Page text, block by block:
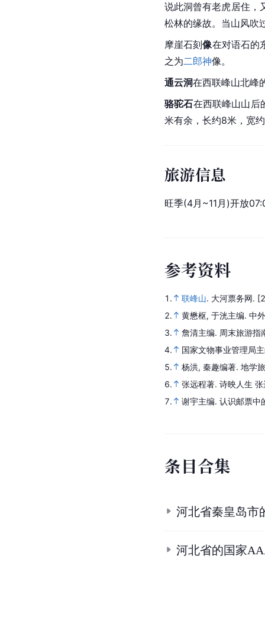
说此洞曾有老虎居住，
松林的缘故。当山风吹
摩崖石刻像在对语石的
之为二郎神像。
通云洞在西联峰山北峰
骆驼石在西联峰山山后
米有余，长约8米，宽
旅游信息
旺季(4月~11月)开放
参考资料
1. 联峰山. 大河票务网.
2.
黄懋枢, 于洸主编. 中
3.
詹清主编. 周末旅游指
4.
国家文物事业管理局
5.
杨洪, 秦趣编著. 地学
6.
张远程著. 诗映人生
7.
谢宇主编. 认识邮票中
条目合集
河北省秦皇岛市
河北省的国家